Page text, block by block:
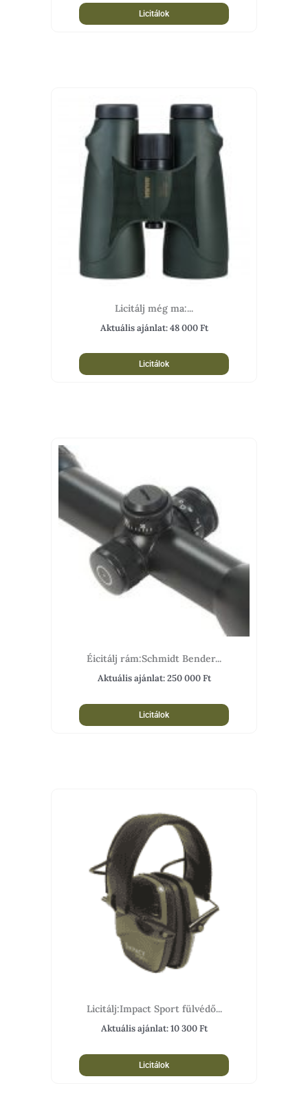
Licitálok
Licitálj még ma:...
Aktuális ajánlat:48 000Ft
Licitálok
Éicitálj rám:Schmidt Bender...
Aktuális ajánlat:250 000Ft
Licitálok
Licitálj:Impact Sport fülvédő...
Aktuális ajánlat:10 300Ft
Licitálok